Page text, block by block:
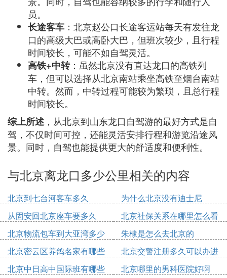
员。
长途客车 ：北京赵公口长途客运站每天有发往龙
口的高级大巴或高卧大巴，但班次较少，且行程
时间较长，可能不如自驾灵活。
高铁+中转：虽然北京没有直达龙口的高铁列
车，但可以选择从北京南站乘坐高铁至烟台南站
中转。然而，中转过程可能较为繁琐，且总行程
时间较长。
综上所述 ，从北京到山东龙口自驾游的最好方式是自
驾，不仅时间可控，还能灵活安排行程和游览沿途风
景。同时，自驾也能提供更大的舒适度和便利性。
与北京离龙口多少公里相关的内容
北京到七台河客车多久
为什么北京没有迪士尼
从固安回北京座车要多久
北京社保关系在哪里怎么看
北京物流包车到大亚湾多少
钱
朱棣是怎么去北京的
北京密云区养鸽名家有哪些
人
北京交警注册多久可以办进
京证
北京中日高中国际班有哪些 北京哪里的男科医院好啊